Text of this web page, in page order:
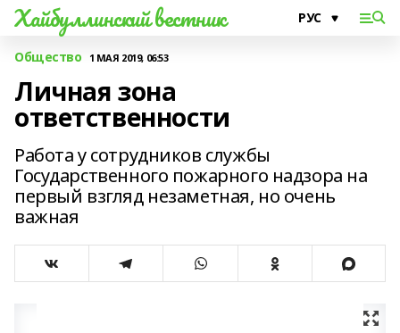
Хайбуллинский вестник
Общество 1 МАЯ 2019, 06:53
Личная зона
ответственности
Работа у сотрудников службы
Государственного пожарного надзора на
первый взгляд незаметная, но очень
важная